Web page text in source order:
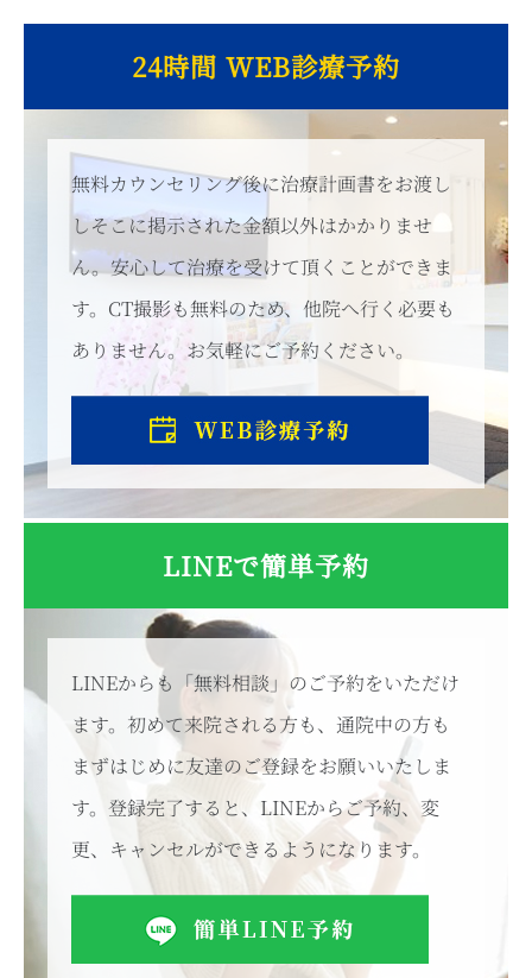
24時間 WEB診療予約
無料カウンセリング後に治療計画書をお渡し
しそこに掲示された金額以外はかかりませ
ん。安心して治療を受けて頂くことができま
す。CT撮影も無料のため、他院へ行く必要も
ありません。お気軽にご予約ください。
LINEで簡単予約
LINEからも「無料相談」のご予約をいただけ
ます。初めて来院される方も、通院中の方も
まずはじめに友達のご登録をお願いいたしま
す。登録完了すると、LINEからご予約、変
更、キャンセルができるようになります。